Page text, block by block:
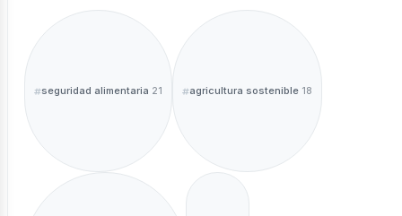
seguridad alimentaria 21 agricultura sostenible 18